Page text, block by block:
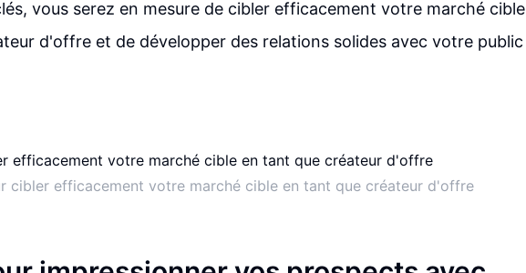
vous serez en mesure de cibler efficacement votre marché cible
d'offre et de développer des relations solides avec votre public
cibler efficacement votre marché cible en tant que créateur d'offre